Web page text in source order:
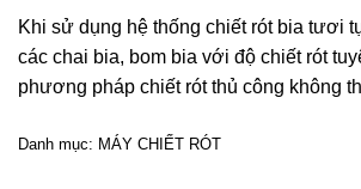
Khi sử dụng hệ thống chiết rót bia tươi
các chai bia, bom bia với độ chiết rót
phương pháp chiết rót thủ công không
Danh mục: MÁY CHIẾT RÓT